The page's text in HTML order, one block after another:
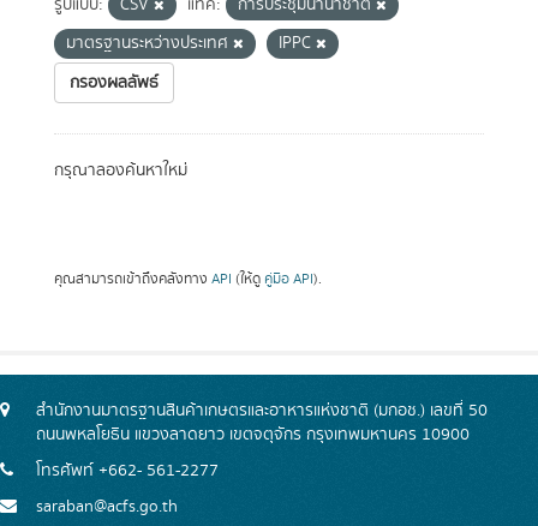
รูปแบบ: CSV แท็ค:
การประชุมนานาชาติ
มาตรฐานระหว่างประเทศ
IPPC
กรองผลลัพธ์
กรุณาลองค้นหาใหม่
คุณสามารถเข้าถึงคลังทาง API (ให้ดู คู่มือ API).
สำนักงานมาตรฐานสินค้าเกษตรและอาหารแห่งชาติ (มกอช.) เลขที่ 50
ถนนพหลโยธิน แขวงลาดยาว เขตจตุจักร กรุงเทพมหานคร 10900
โทรศัพท์ +662- 561-2277
saraban@acfs.go.th